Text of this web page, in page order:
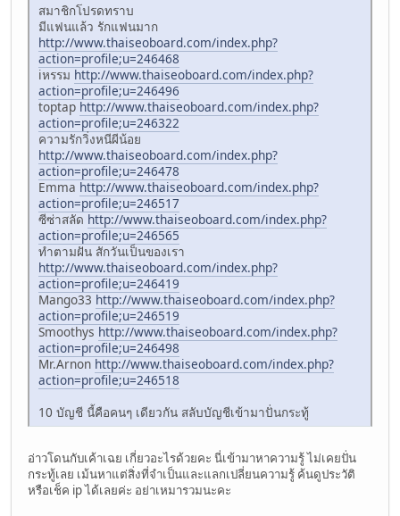
สมาชิกโปรดทราบ
มีแฟนแล้ว รักแฟนมาก
http://www.thaiseoboard.com/index.php?
action=profile;u=246468
iหรรม http://www.thaiseoboard.com/index.php?
action=profile;u=246496
toptap http://www.thaiseoboard.com/index.php?
action=profile;u=246322
ความรักวิ่งหนีผีน้อย
http://www.thaiseoboard.com/index.php?
action=profile;u=246478
Emma http://www.thaiseoboard.com/index.php?
action=profile;u=246517
ซีซ่าสลัด http://www.thaiseoboard.com/index.php?
action=profile;u=246565
ทำตามฝัน สักวันเป็นของเรา
http://www.thaiseoboard.com/index.php?
action=profile;u=246419
Mango33 http://www.thaiseoboard.com/index.php?
action=profile;u=246519
Smoothys http://www.thaiseoboard.com/index.php?
action=profile;u=246498
Mr.Arnon http://www.thaiseoboard.com/index.php?
action=profile;u=246518
10 บัญชี นี้คือคนๆ เดียวกัน สลับบัญชีเข้ามาปั่นกระทู้
อ่าวโดนกับเค้าเฉย เกี่ยวอะไรด้วยคะ นี่เข้ามาหาความรู้ ไม่เคยปั่น
กระทู้เลย เม้นหาแต่สิ่งที่จำเป็นและแลกเปลี่ยนความรู้ ค้นดูประวัติ
หรือเช็ค ip ได้เลยค่ะ อย่าเหมารวมนะคะ